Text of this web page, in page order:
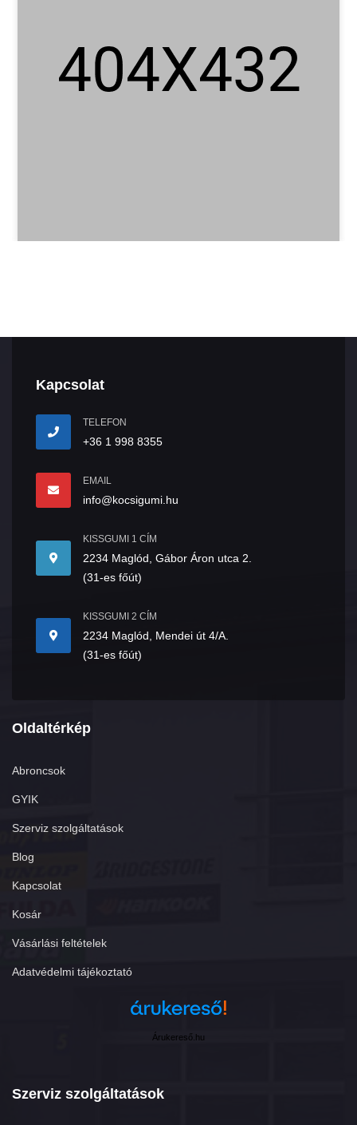
Kapcsolat
TELEFON
+36 1 998 8355
EMAIL
info@kocsigumi.hu
KISSGUMI 1 CÍM
2234 Maglód, Gábor Áron utca 2.
(31-es főút)
KISSGUMI 2 CÍM
2234 Maglód, Mendei út 4/A.
(31-es főút)
Oldaltérkép
Abroncsok
GYIK
Szerviz szolgáltatások
Blog
Kapcsolat
Kosár
Vásárlási feltételek
Adatvédelmi tájékoztató
Árukereső.hu
Szerviz szolgáltatások